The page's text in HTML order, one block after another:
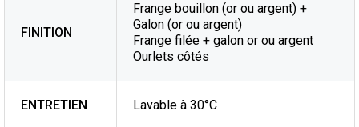
FINITION
Frange bouillon (or ou argent) +
Galon (or ou argent)
Frange filée + galon or ou argent
Ourlets côtés
ENTRETIEN Lavable à 30°C